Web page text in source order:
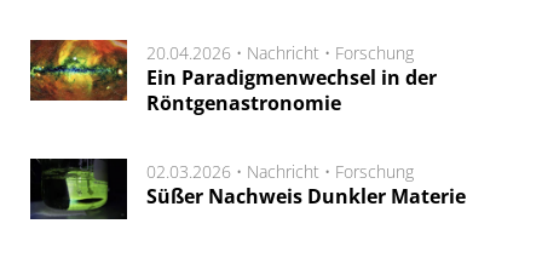
20.04.2026 • Nachricht • Forschung
Ein Paradigmenwechsel in der
Röntgenastronomie
02.03.2026 • Nachricht • Forschung
Süßer Nachweis Dunkler Materie